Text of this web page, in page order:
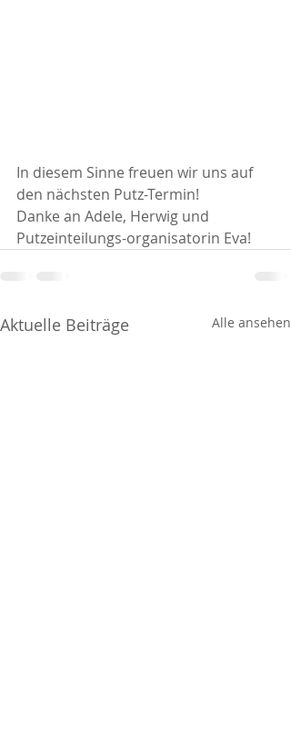
In diesem Sinne freuen wir uns auf
den nächsten Putz-Termin!
Danke an Adele, Herwig und
Putzeinteilungs-organisatorin Eva!
Aktuelle Beiträge Alle ansehen